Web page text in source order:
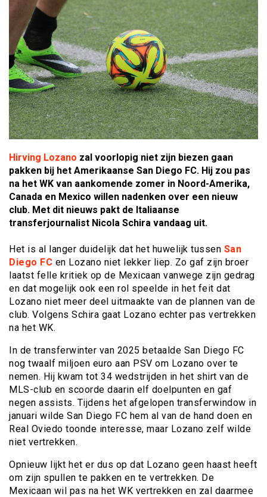
Hirving Lozano zal voorlopig niet zijn biezen gaan
pakken bij het Amerikaanse San Diego FC. Hij zou pas
na het WK van aankomende zomer in Noord-Amerika,
Canada en Mexico willen nadenken over een nieuw
club. Met dit nieuws pakt de Italiaanse
transferjournalist Nicola Schira vandaag uit.
Het is al langer duidelijk dat het huwelijk tussen San
Diego FC en Lozano niet lekker liep. Zo gaf zijn broer
laatst felle kritiek op de Mexicaan vanwege zijn gedrag
en dat mogelijk ook een rol speelde in het feit dat
Lozano niet meer deel uitmaakte van de plannen van de
club. Volgens Schira gaat Lozano echter pas vertrekken
na het WK.
In de transferwinter van 2025 betaalde San Diego FC
nog twaalf miljoen euro aan PSV om Lozano over te
nemen. Hij kwam tot 34 wedstrijden in het shirt van de
MLS-club en scoorde daarin elf doelpunten en gaf
negen assists. Tijdens het afgelopen transferwindow in
januari wilde San Diego FC hem al van de hand doen en
Real Oviedo toonde interesse, maar Lozano zelf wilde
niet vertrekken.
Opnieuw lijkt het er dus op dat Lozano geen haast heeft
om zijn spullen te pakken en te vertrekken. De
Mexicaan wil pas na het WK vertrekken en zal daarmee